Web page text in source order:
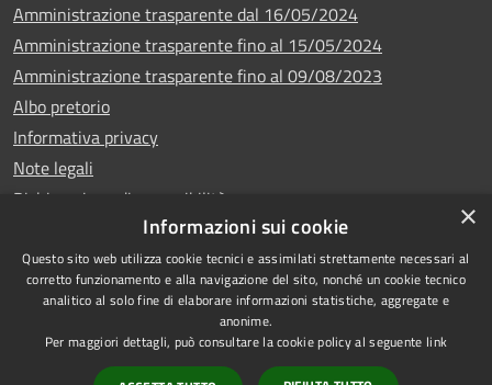
Amministrazione trasparente dal 16/05/2024
Amministrazione trasparente fino al 15/05/2024
Amministrazione trasparente fino al 09/08/2023
Albo pretorio
Informativa privacy
Note legali
Dichiarazione di accessibilità
RSS
Accessibilità
Copyright © 2024
•Comune di Vigo di
Cadore• Powered
×
Informazioni sui cookie
Questo sito web utilizza cookie tecnici e assimilati strettamente necessari al
corretto funzionamento e alla navigazione del sito, nonché un cookie tecnico
analitico al solo fine di elaborare informazioni statistiche, aggregate e
anonime.
Per maggiori dettagli, può consultare la cookie policy al seguente link